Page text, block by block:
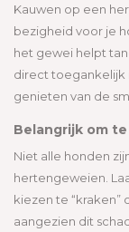
Kauwen op een
bezigheid voor je
het gewei helpt
direct toegankelijk
genieten van de
Belangrijk om
Niet alle honden
hertengeweien.
kiezen te “kraken”
aangezien dit